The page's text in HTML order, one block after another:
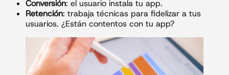
Conversión: el usuario instala tu app.
Retención: trabaja técnicas para fidelizar a tus
usuarios. ¿Están contentos con tu app?